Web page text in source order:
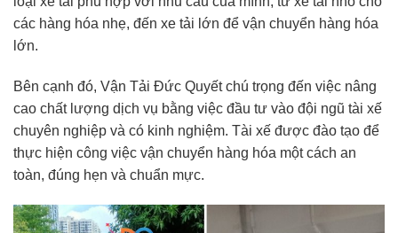
các hàng hóa nhẹ, đến xe tải lớn để vận chuyển hàng hóa
lớn.
Bên cạnh đó, Vận Tải Đức Quyết chú trọng đến việc nâng
cao chất lượng dịch vụ bằng việc đầu tư vào đội ngũ tài xế
chuyên nghiệp và có kinh nghiệm. Tài xế được đào tạo để
thực hiện công việc vận chuyển hàng hóa một cách an
toàn, đúng hẹn và chuẩn mực.